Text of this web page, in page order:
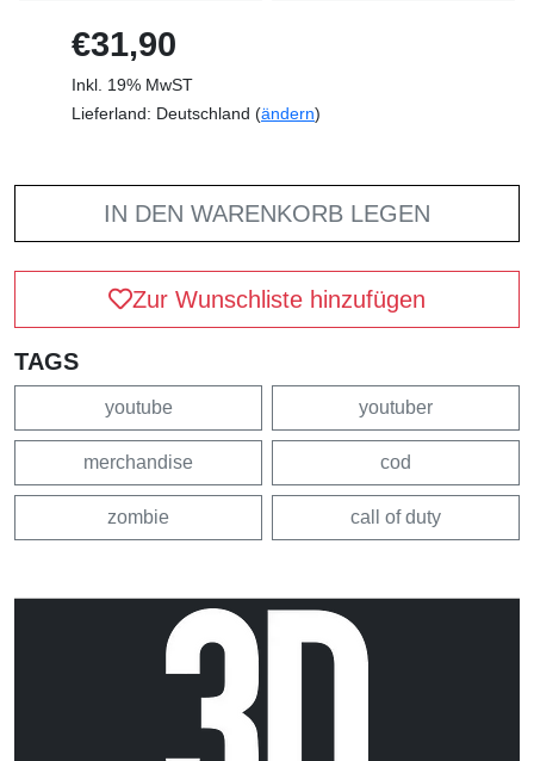
€31,90
Inkl. 19% MwST
Lieferland: Deutschland (ändern)
IN DEN WARENKORB LEGEN
Zur Wunschliste hinzufügen
TAGS
youtube youtuber
merchandise cod
zombie call of duty